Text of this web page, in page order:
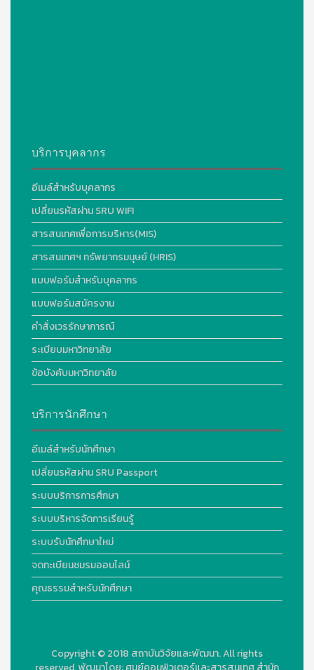
บริการบุคลากร
อีเมล์สำหรับบุคลากร
เปลี่ยนรหัสผ่าน SRU WIFI
สารสนเทศเพื่อการบริหาร(MIS)
สารสนเทศฯ ทรัพยากรมนุษย์ (HRIS)
แบบฟอร์มสำหรับบุคลากร
แบบฟอร์มสมัครงาน
คำสั่งเวรรักษาการณ์
ระเบียบมหาวิทยาลัย
ข้อบังคับมหาวิทยาลัย
บริการนักศึกษา
อีเมล์สำหรับนักศึกษา
เปลี่ยนรหัสผ่าน SRU Passport
ระบบบริการการศึกษา
ระบบบริหารจัดการเรียนรู้
ระบบรับนักศึกษาใหม่
จดทะเบียนชมรมออนไลน์
คุณธรรมสำหรับนักศึกษา
Copyright © 2018 สถาบันวิจัยและพัฒนา. All rights